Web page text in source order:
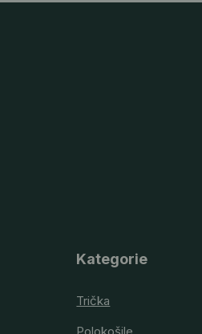
Kategorie
Trička